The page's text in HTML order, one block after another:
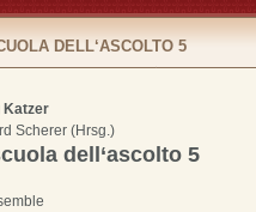
DELL‘ASCOLTO 5
Katzer
Scherer (Hrsg.)
dell‘ascolto 5